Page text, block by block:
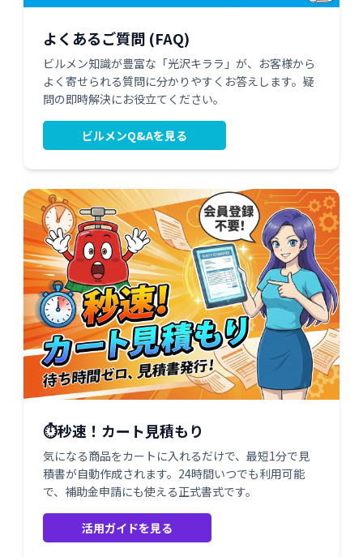
よくあるご質問 (FAQ)
ビルメン知識が豊富な「光沢キララ」が、お客様から
よく寄せられる質問に分かりやすくお答えします。疑
問の即時解決にお役立てください。
ビルメンQ&Aを見る
⏱️秒速！カート見積もり
気になる商品をカートに入れるだけで、最短1分で見
積書が自動作成されます。24時間いつでも利用可能
で、補助金申請にも使える正式書式です。
活用ガイドを見る